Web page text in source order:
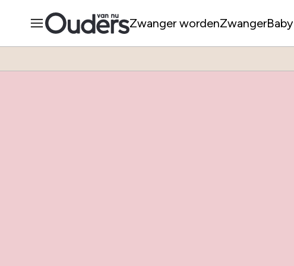
Zwanger wordenZwangerBaby